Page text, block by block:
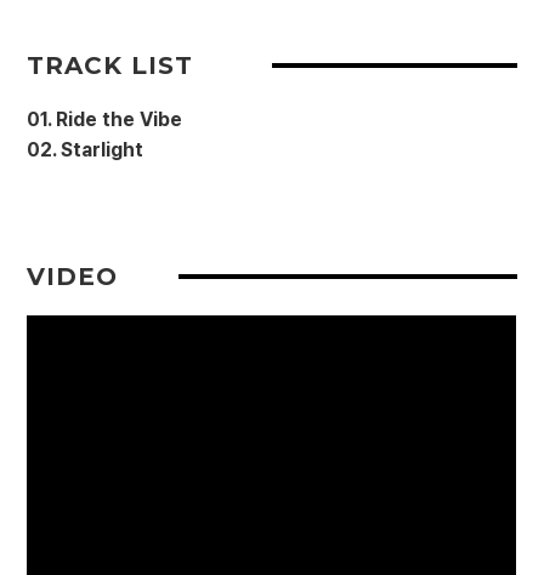
TRACK LIST
01. Ride the Vibe
02. Starlight
VIDEO